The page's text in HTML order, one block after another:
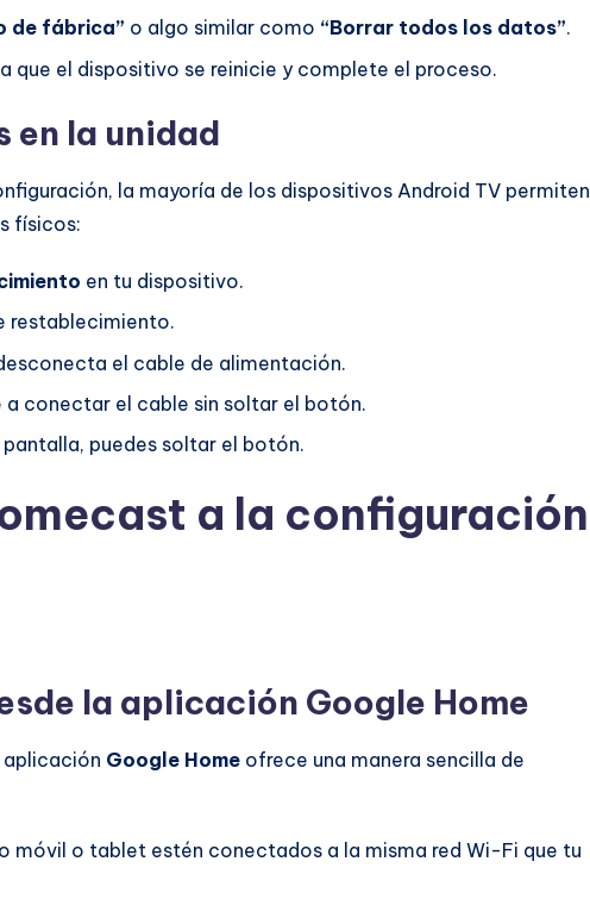
de fábrica” o algo similar como “Borrar todos los datos”.
que el dispositivo se reinicie y complete el proceso.
en la unidad
la mayoría de los dispositivos Android TV permiten
físicos:
en tu dispositivo.
restablecimiento.
el cable de alimentación.
a conectar el cable sin soltar el botón.
puedes soltar el botón.
a la configuración
la aplicación Google Home
aplicación Google Home ofrece una manera sencilla de
móvil o tablet estén conectados a la misma red Wi-Fi que tu